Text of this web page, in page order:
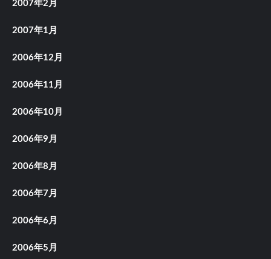
2007年2月
2007年1月
2006年12月
2006年11月
2006年10月
2006年9月
2006年8月
2006年7月
2006年6月
2006年5月